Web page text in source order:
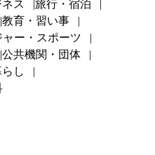
ネス
旅行・宿泊
教育・習い事
ャー・スポーツ
公共機関・団体
し